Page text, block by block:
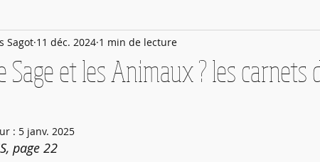
Sage et les Animaux ? les carnets
Sagot 11 déc. 2024 1 min de lecture
: 5 janv. 2025
page 22